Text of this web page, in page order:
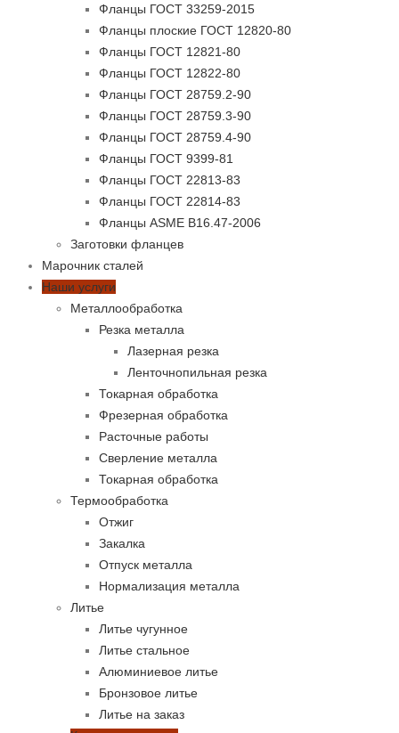
Фланцы ГОСТ 33259-2015
Фланцы плоские ГОСТ 12820-80
Фланцы ГОСТ 12821-80
Фланцы ГОСТ 12822-80
Фланцы ГОСТ 28759.2-90
Фланцы ГОСТ 28759.3-90
Фланцы ГОСТ 28759.4-90
Фланцы ГОСТ 9399-81
Фланцы ГОСТ 22813-83
Фланцы ГОСТ 22814-83
Фланцы ASME B16.47-2006
Заготовки фланцев
Марочник сталей
Наши услуги
Металлообработка
Резка металла
Лазерная резка
Ленточнопильная резка
Токарная обработка
Фрезерная обработка
Расточные работы
Сверление металла
Токарная обработка
Термообработка
Отжиг
Закалка
Отпуск металла
Нормализация металла
Литье
Литье чугунное
Литье стальное
Алюминиевое литье
Бронзовое литье
Литье на заказ